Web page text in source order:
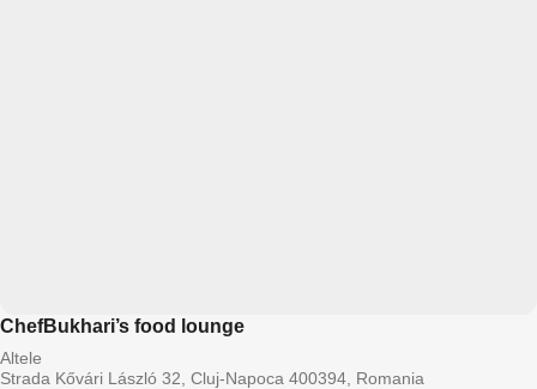
ChefBukhari’s food lounge
Altele
Strada Kővári László 32, Cluj-Napoca 400394, Romania